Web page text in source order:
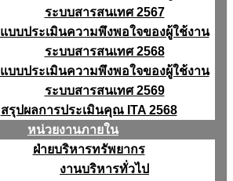
ระบบสารสนเทศ 2567
แบบประเมินความพึงพอใจของผู้ใช้งาน
ระบบสารสนเทศ 2568
แบบประเมินความพึงพอใจของผู้ใช้งาน
ระบบสารสนเทศ 2569
สรุปผลการประเมินคุณ ITA 2568
หน่วยงานภายใน
ฝ่ายบริหารทรัพยากร
งานบริหารทั่วไป